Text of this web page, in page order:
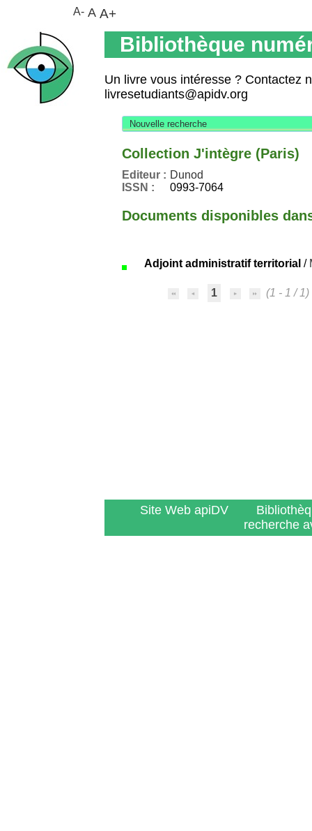
Bibliothèque
Un livre vous intéresse ? Contactez
livresetudiants@apidv.org
Nouvelle recherche
Collection J'intègre (Paris)
Editeur : Dunod
ISSN :
0993-7064
Documents disponibles
Adjoint administratif territorial /
1 (1 - 1 / 1)
Site Web apiDV
recherche
A- A A+